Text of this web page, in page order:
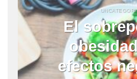
El
efectos